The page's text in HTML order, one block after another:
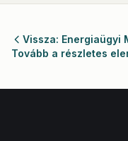
Vissza: Energiaügyi
Tovább a részletes